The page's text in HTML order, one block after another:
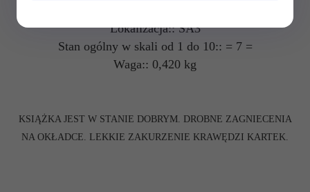
Lokalizacja:: SA3
Stan ogólny w skali od 1 do 10:: = 7 =
Waga:: 0,420 kg
KSIĄŻKA JEST W STANIE DOBRYM. DROBNE ZAGNIECENIA
NA OKŁADCE. LEKKIE ZAKURZENIE KRAWĘDZI KARTEK.